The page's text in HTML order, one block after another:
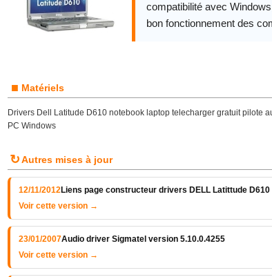
compatibilité avec
bon fonctionnement des
■ Matériels
Drivers Dell Latitude D610 notebook laptop telecharger gratuit pilote
PC Windows
↻Autres mises à jour
12/11/2012Liens page constructeur drivers DELL Latittude D610
Voir cette version →
23/01/2007Audio driver Sigmatel version 5.10.0.4255
Voir cette version →